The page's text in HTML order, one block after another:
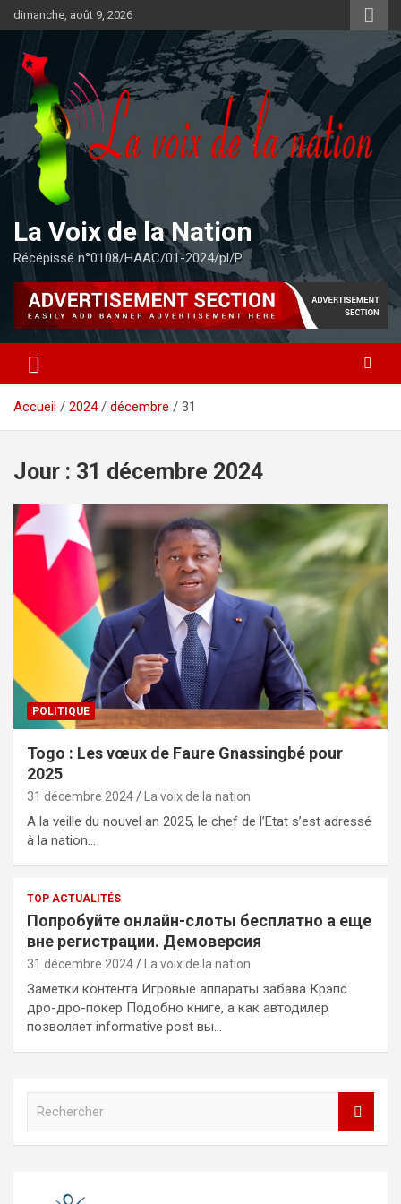
Aller
au
contenu
dimanche, août 9, 2026
La Voix de la Nation
Récépissé n°0108/HAAC/01-2024/pl/P
Accueil 2024 décembre 31
Jour : 31 décembre 2024
POLITIQUE
Togo : Les vœux de Faure Gnassingbé pour
2025
31 décembre 2024 La voix de la nation
A la veille du nouvel an 2025, le chef de l’Etat s’est adressé
à la nation…
TOP ACTUALITÉS
Попробуйте онлайн-слоты бесплатно а еще
вне регистрации. Демоверсия
31 décembre 2024 La voix de la nation
Заметки контента Игровые аппараты забава Крэпс
дро-дро-покер Подобно книге, а как автодилер
позволяет informative post вы…